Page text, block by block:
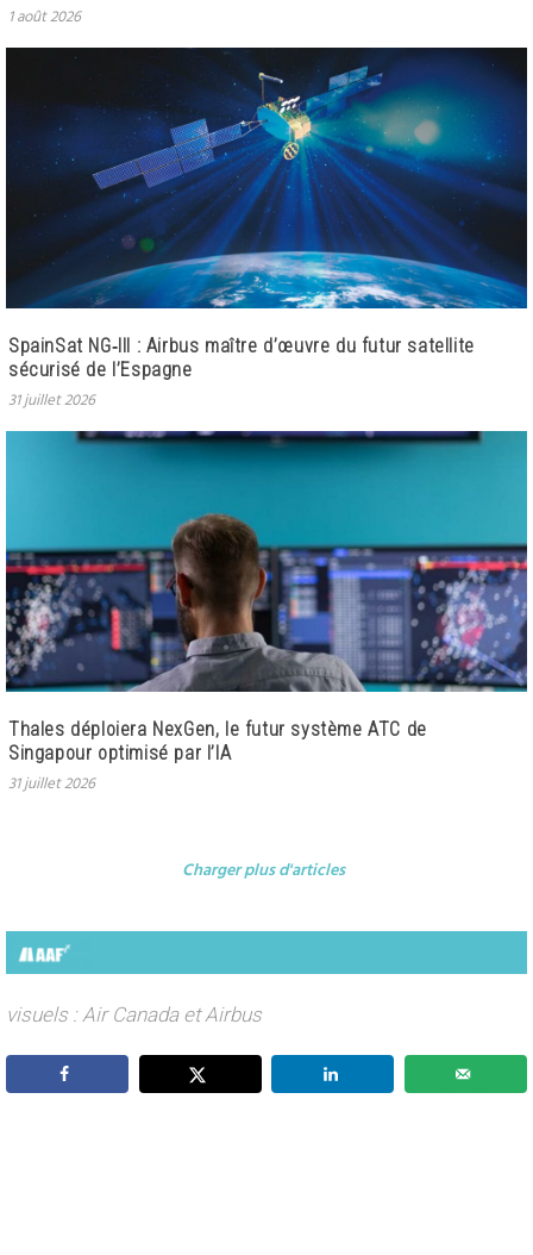
1 août 2026
SpainSat NG‑III : Airbus maître d’œuvre du futur satellite
sécurisé de l’Espagne
31 juillet 2026
Thales déploiera NexGen, le futur système ATC de
Singapour optimisé par l’IA
31 juillet 2026
Charger plus d'articles
visuels : Air Canada et Airbus